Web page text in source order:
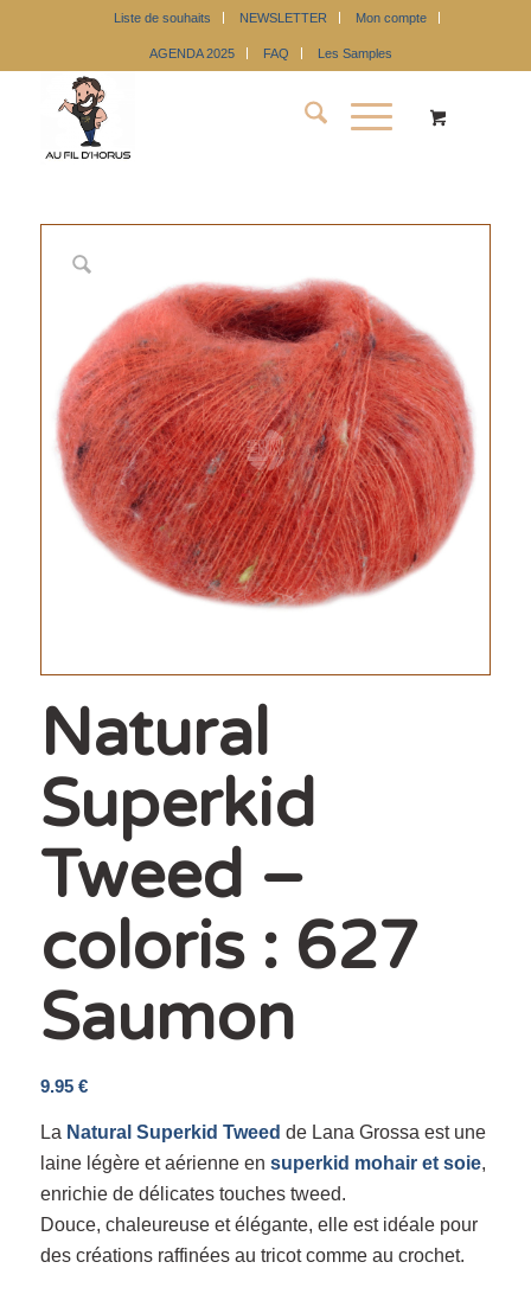
Liste de souhaits NEWSLETTER Mon compte
AGENDA 2025 FAQ Les Samples
Natural
Superkid
Tweed –
coloris : 627
Saumon
9.95 €
La Natural Superkid Tweed de Lana Grossa est une
laine légère et aérienne en superkid mohair et soie,
enrichie de délicates touches tweed.
Douce, chaleureuse et élégante, elle est idéale pour
des créations raffinées au tricot comme au crochet.